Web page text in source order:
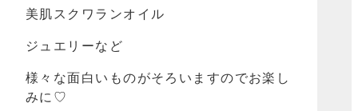
美肌スクワランオイル
ジュエリーなど
様々な面白いものがそろいますのでお楽し
みに♡